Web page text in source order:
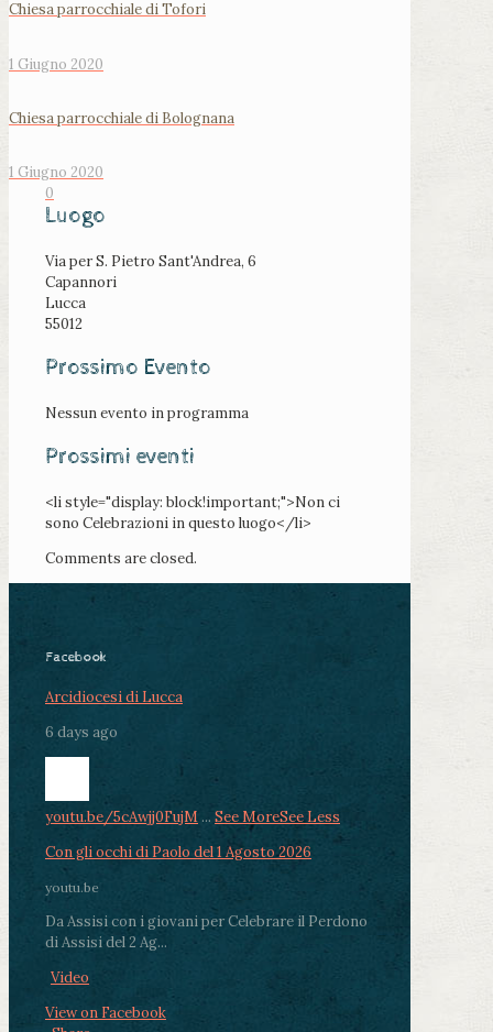
Chiesa parrocchiale di Tofori
1 Giugno 2020
Chiesa parrocchiale di Bolognana
1 Giugno 2020
0
Luogo
Via per S. Pietro Sant'Andrea, 6
Capannori
Lucca
55012
Prossimo Evento
Nessun evento in programma
Prossimi eventi
<li style="display: block!important;">Non ci
sono Celebrazioni in questo luogo</li>
Comments are closed.
Facebook
Arcidiocesi di Lucca
6 days ago
youtu.be/5cAwjj0FujM ... See MoreSee Less
Con gli occhi di Paolo del 1 Agosto 2026
youtu.be
Da Assisi con i giovani per Celebrare il Perdono
di Assisi del 2 Ag...
Video
View on Facebook